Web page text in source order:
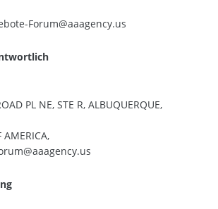
Forum@aaagency.us
PL NE, STE R, ALBUQUERQUE,
AMERICA,